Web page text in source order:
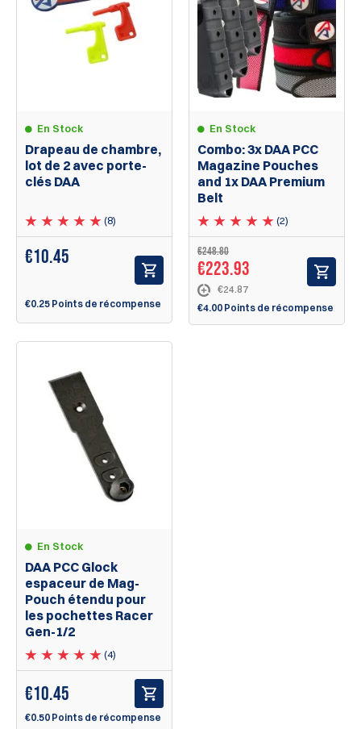
En Stock
Drapeau de chambre,
lot de 2 avec porte-
clés DAA
(8)
€10.45
€0.25 Points de récompense
En Stock
Combo: 3x DAA PCC
Magazine Pouches
and 1x DAA Premium
Belt
(2)
€248.80
€223.93
€24.87
€4.00 Points de récompense
En Stock
DAA PCC Glock
espaceur de Mag-
Pouch étendu pour
les pochettes Racer
Gen-1/2
(4)
€10.45
€0.50 Points de récompense